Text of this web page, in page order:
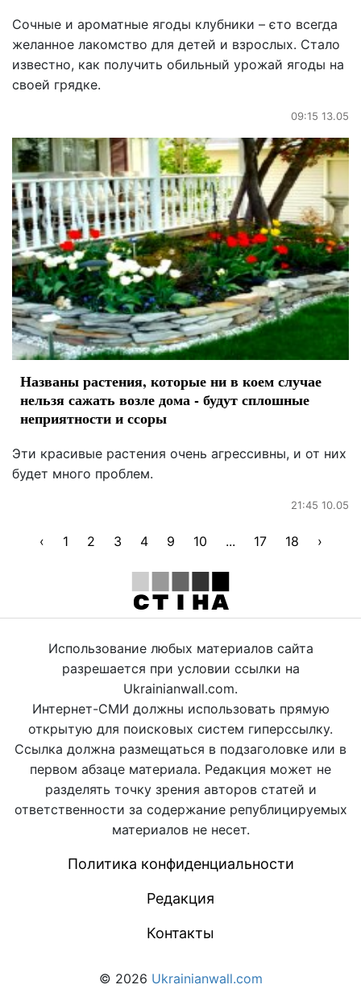
Сочные и ароматные ягоды клубники – єто всегда
желанное лакомство для детей и взрослых. Стало
известно, как получить обильный урожай ягоды на
своей грядке.
09:15 13.05
Названы растения, которые ни в коем случае
нельзя сажать возле дома - будут сплошные
неприятности и ссоры
Эти красивые растения очень агрессивны, и от них
будет много проблем.
21:45 10.05
‹ 1 2 3 4 9 10 ... 17 18 ›
Использование любых материалов сайта
разрешается при условии ссылки на
Ukrainianwall.com.
Интернет-СМИ должны использовать прямую
открытую для поисковых систем гиперссылку.
Ссылка должна размещаться в подзаголовке или в
первом абзаце материала. Редакция может не
разделять точку зрения авторов статей и
ответственности за содержание републицируемых
материалов не несет.
Политика конфиденциальности
Редакция
Контакты
© 2026 Ukrainianwall.com